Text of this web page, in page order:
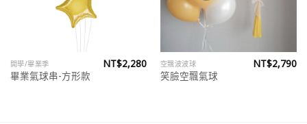
開學/畢業季
畢業氣球串-方形款
NT$2,280 空飄波波球
笑臉空飄氣球
NT$2,790